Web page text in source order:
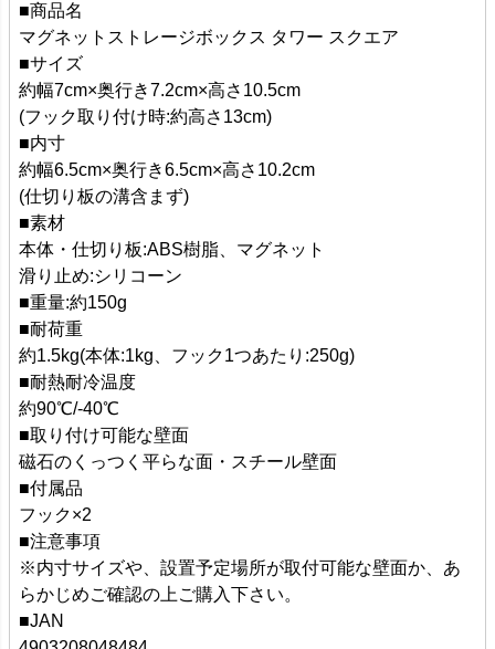
■商品名
マグネットストレージボックス タワー スクエア
■サイズ
約幅7cm×奥行き7.2cm×高さ10.5cm
(フック取り付け時:約高さ13cm)
■内寸
約幅6.5cm×奥行き6.5cm×高さ10.2cm
(仕切り板の溝含まず)
■素材
本体・仕切り板:ABS樹脂、マグネット
滑り止め:シリコーン
■重量:約150g
■耐荷重
約1.5kg(本体:1kg、フック1つあたり:250g)
■耐熱耐冷温度
約90℃/-40℃
■取り付け可能な壁面
磁石のくっつく平らな面・スチール壁面
■付属品
フック×2
■注意事項
※内寸サイズや、設置予定場所が取付可能な壁面か、あ
らかじめご確認の上ご購入下さい。
■JAN